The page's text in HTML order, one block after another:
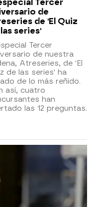
Tercer
de
de 'El Quiz
series'
Tercer
de nuestra
Atreseries, de 'El
de las series' ha
de lo más reñido.
así, cuatro
han
las 12 preguntas.